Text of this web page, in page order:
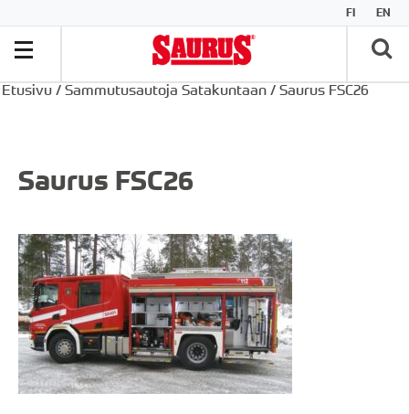
FI EN
Etusivu / Sammutusautoja Satakuntaan / Saurus FSC26
Saurus FSC26